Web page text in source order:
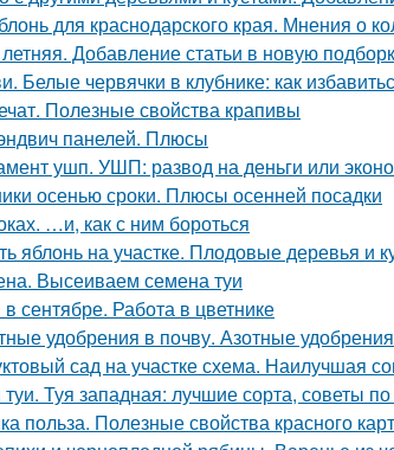
для краснодарского края. Мнения о
Добавление статьи в новую
Белые червячки в клубнике: как
Полезные свойства крапивы
панелей. Плюсы
ушп. УШП: развод на деньги или
осенью сроки. Плюсы осенней посадки
…и, как с ним бороться
яблонь на участке. Плодовые деревья и
Высеиваем семена туи
сентябре. Работа в цветнике
удобрения в почву. Азотные удобрения
сад на участке схема. Наилучшая
Туя западная: лучшие сорта, советы
польза. Полезные свойства красного